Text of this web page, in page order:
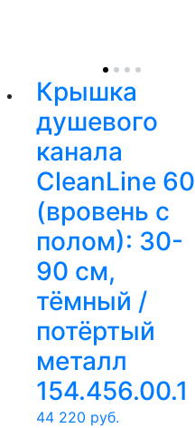
Крышка
душевого
канала
CleanLine 60
(вровень с
полом): 30-
90 cм,
тёмный /
потёртый
металл
154.456.00.1
44 220 руб.